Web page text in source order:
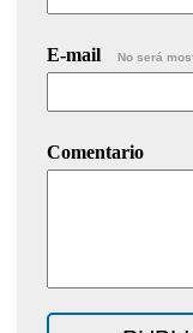
E-mail No será
Comentario